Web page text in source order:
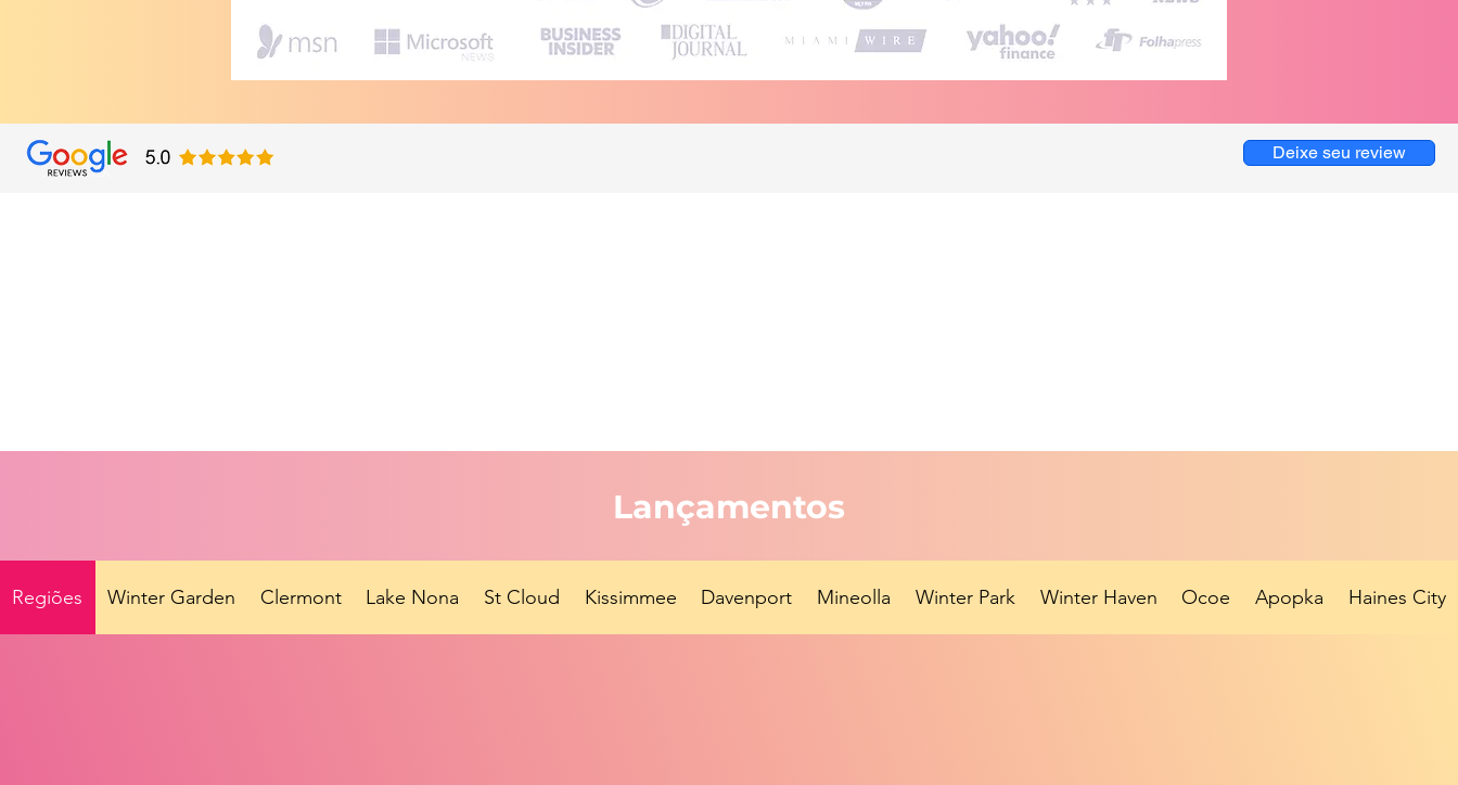
Deixe seu review
Lançamentos
Regiões Winter Garden Clermont Lake Nona St Cloud Kissimmee Davenport Mineolla Winter Park Winter Haven Ocoe Apopka Haines City